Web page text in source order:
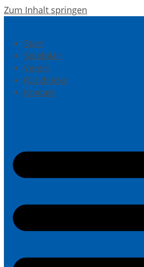
Zum Inhalt springen
Start
Spielplan
Verein
Rückblicke
Kontakt